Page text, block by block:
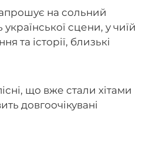
на сольний
сцени, у чиїй
та історії, близькі
що вже стали хітами
довгоочікувані